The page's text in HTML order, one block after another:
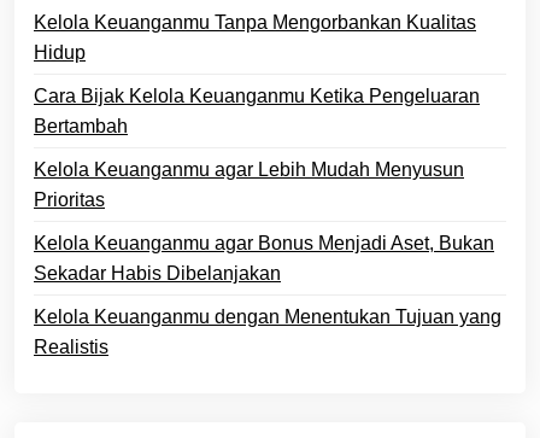
Kelola Keuanganmu Tanpa Mengorbankan Kualitas
Hidup
Cara Bijak Kelola Keuanganmu Ketika Pengeluaran
Bertambah
Kelola Keuanganmu agar Lebih Mudah Menyusun
Prioritas
Kelola Keuanganmu agar Bonus Menjadi Aset, Bukan
Sekadar Habis Dibelanjakan
Kelola Keuanganmu dengan Menentukan Tujuan yang
Realistis